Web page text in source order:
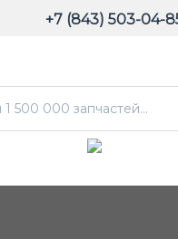
+7 (843) 503-04-